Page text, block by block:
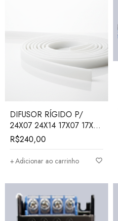
DIFUSOR RÍGIDO P/
24X07 24X14 17X07 17X15
(LEITOSO) ROLO 30MTS
R$240,00
Adicionar ao carrinho